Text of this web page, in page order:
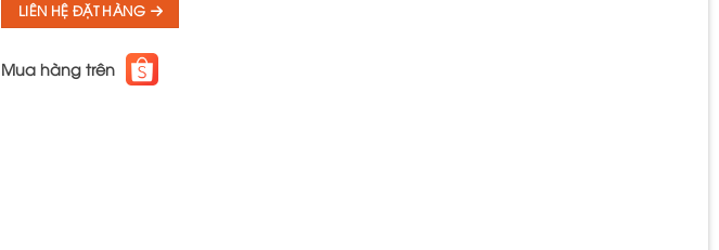
LIÊN HỆ ĐẶT HÀNG
Mua hàng trên